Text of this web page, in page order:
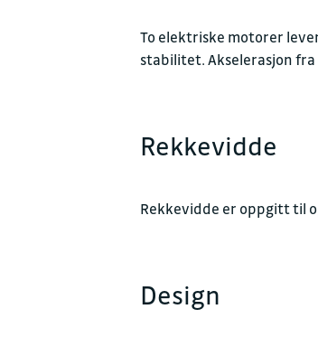
To elektriske motorer
stabilitet. Akselerasjon
Rekkevidde
Rekkevidde er oppgitt til
Design